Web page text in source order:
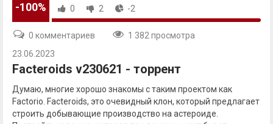
-100% 0 2 -2
0 комментариев
1 382 просмотра
23.06.2023
Facteroids v230621 - торрент
Думаю, многие хорошо знакомы с таким проектом как
Factorio. Facteroids, это очевидный клон, который предлагает
строить добывающие производство на астероиде.